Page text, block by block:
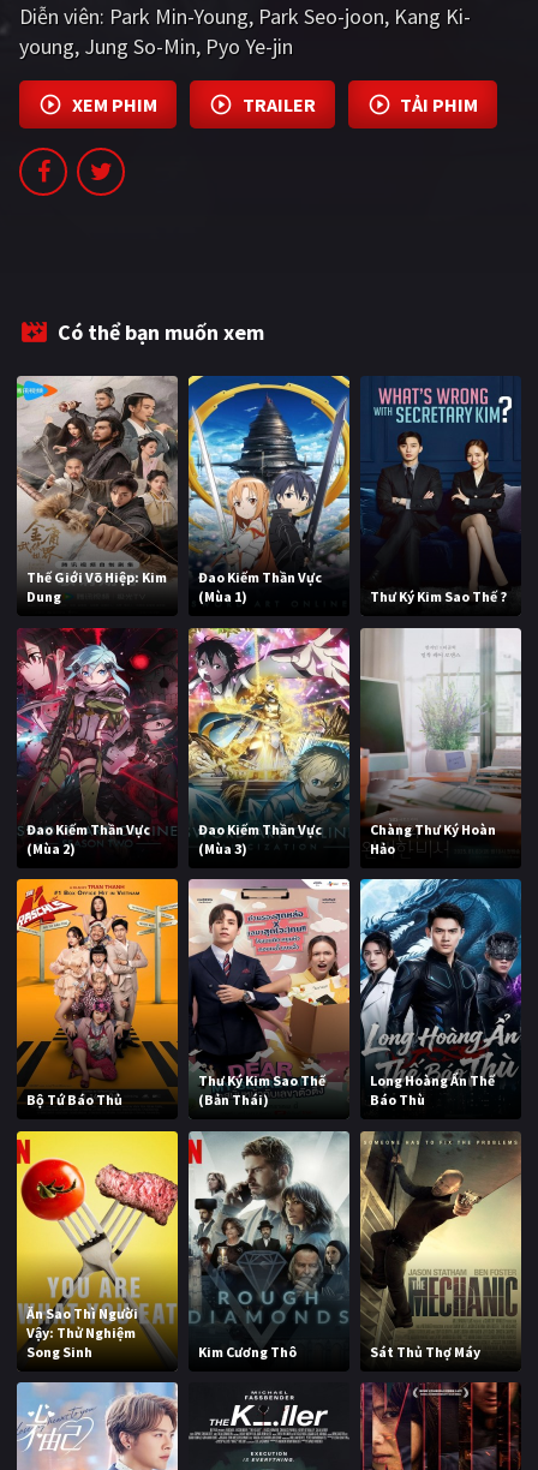
PHIM LẺ
PHIM CHIẾU RẠP
TUYỂN TẬP PHIM
BLOG
Diễn viên: Park Min-Young Park Seo-joon Kang Ki-
young Jung So-Min Pyo Ye-jin
XEM PHIM TRAILER TẢI PHIM
Có thể bạn muốn xem
Thế Giới Võ Hiệp: Kim
Dung
Đao Kiếm Thần Vực
(Mùa 1)
Thư Ký Kim Sao Thế ?
Đao Kiếm Thần Vực
(Mùa 2)
Đao Kiếm Thần Vực
(Mùa 3)
Chàng Thư Ký Hoàn
Hảo
Bộ Tứ Báo Thủ
Thư Ký Kim Sao Thế
(Bản Thái)
Long Hoàng Ẩn Thế
Báo Thù
Ăn Sao Thì Người
Vậy: Thử Nghiệm
Song Sinh
Kim Cương Thô Sát Thủ Thợ Máy